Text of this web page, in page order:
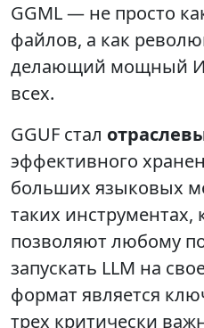
GGML — не просто
файлов, а как
делающий мощный
всех.
GGUF стал
эффективного
больших языковых
таких инструментах,
позволяют любому
запускать LLM на
формат является
трех критически